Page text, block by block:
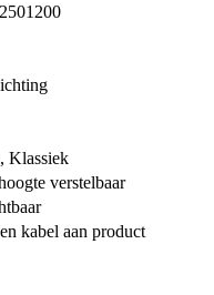
Klassiek
verstelbaar
kabel aan product